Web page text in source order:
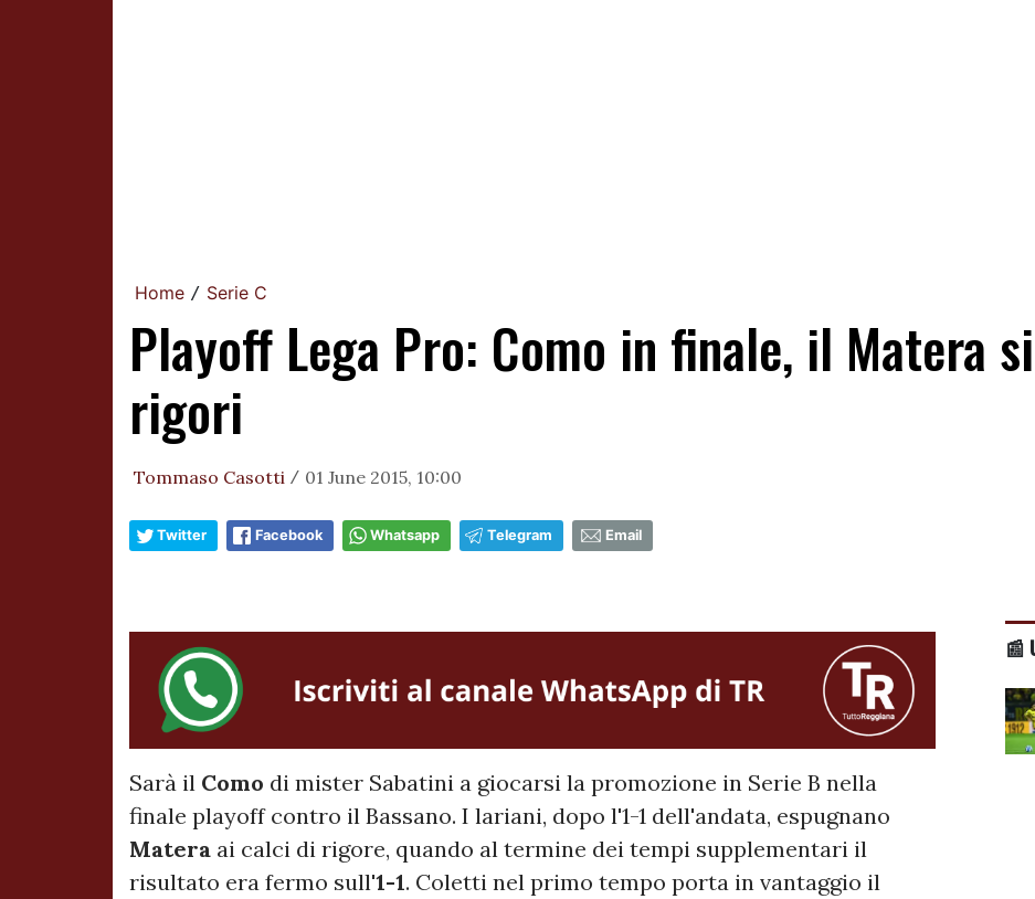
Home / Serie C
Playoff Lega Pro: Como in finale, il Matera
rigori
Tommaso Casotti / 01 June 2015, 10:00
Twitter Facebook Whatsapp Telegram Email
Sarà il Como di mister Sabatini a giocarsi la promozione in Serie B nella
finale playoff contro il Bassano. I lariani, dopo l'1-1 dell'andata, espugnano
Matera ai calci di rigore, quando al termine dei tempi supplementari il
risultato era fermo sull'1-1. Coletti nel primo tempo porta in vantaggio il
📰